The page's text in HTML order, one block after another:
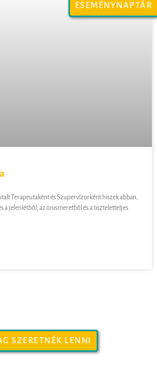
ESEMÉNYNAPTÁR
Terapeutaként és Szupervízorként hiszek abban,
a jelenlétből, az önismeretből és a tiszteletteljes
SZERETNÉK LENNI